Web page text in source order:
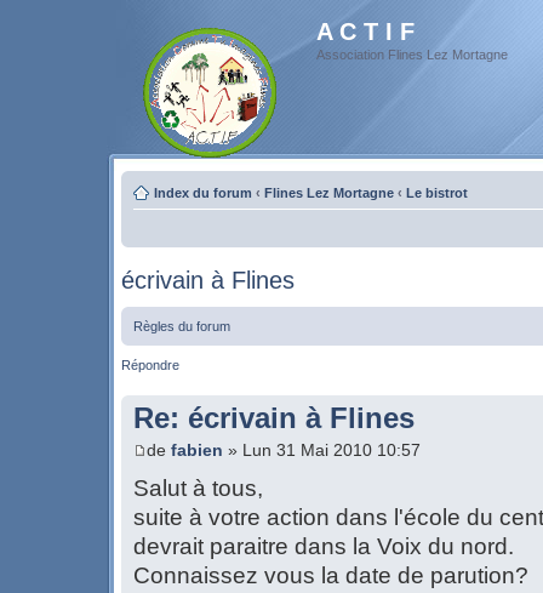
A C T I F
Association Flines Lez Mortagne
Index du forum ‹ Flines Lez Mortagne ‹ Le bistrot
écrivain à Flines
Règles du forum
Répondre
Re: écrivain à Flines
de fabien » Lun 31 Mai 2010 10:57
Salut à tous,
suite à votre action dans l'école du
devrait paraitre dans la Voix du nord.
Connaissez vous la date de parution?